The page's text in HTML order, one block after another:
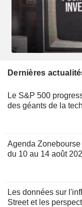
Dernières
Le S&P 500
des géants de la
Agenda
du 10 au 14 août
Les données sur
Street et les